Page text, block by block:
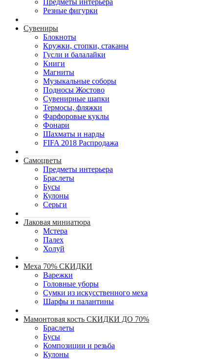
Предметы интерьера
Резные фигурки
Сувениры
Блокноты
Кружки, стопки, стаканы
Гусли и балалайки
Книги
Магниты
Музыкальные соборы
Подносы Жостово
Сувенирные шапки
Термосы, фляжки
Фарфоровые куклы
Фонари
Шахматы и нарды
FIFA 2018 Распродажа
Самоцветы
Предметы интерьера
Браслеты
Бусы
Кулоны
Серьги
Лаковая миниатюра
Мстера
Палех
Холуй
Меха 70% СКИДКИ
Варежки
Головные уборы
Сумки из искусственного меха
Шарфы и палантины
Мамонтовая кость СКИДКИ ДО 70%
Браслеты
Бусы
Композиции и резьба
Кулоны